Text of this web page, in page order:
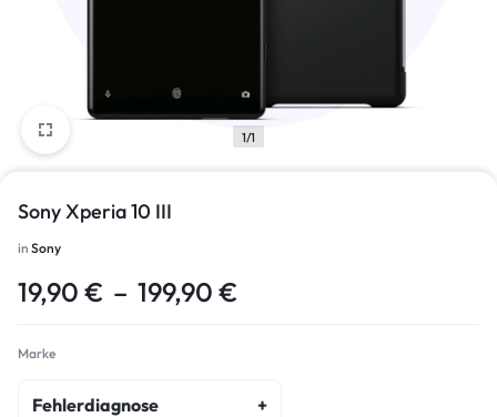
1/1
Sony Xperia 10 III
in Sony
19,90 € – 199,90 €
Marke
Fehlerdiagnose